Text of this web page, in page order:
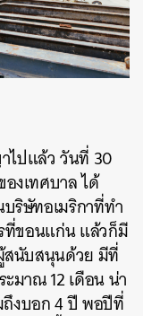
ไปแล้ว วันที่ 30
งเทศบาล ได้
ริษัทอเมริกาที่ทำ
ที่ขอนแก่น แล้วก็มี
สนับสนุนด้วย มีที่
มาณ 12 เดือน น่า
ถึงบอก 4 ปี พอปีที่